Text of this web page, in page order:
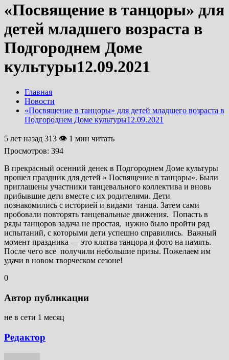
«Посвящение в танцоры» для
детей младшего возраста в
Подгороднем Доме
культуры12.09.2021
Главная
Новости
«Посвящение в танцоры» для детей младшего возраста в
Подгороднем Доме культуры12.09.2021
5 лет назад 313 👁 1 мин читать
Просмотров: 394
В прекрасный осенний денек в Подгороднем Доме культуры
прошел праздник для детей » Посвящение в танцоры». Были
приглашены участники танцевального коллектива и вновь
прибывшие дети вместе с их родителями. Дети
познакомились с историей и видами танца. Затем сами
пробовали повторять танцевальные движения. Попасть в
ряды танцоров задача не простая, нужно было пройти ряд
испытаний, с которыми дети успешно справились. Важный
момент праздника — это клятва танцора и фото на память.
После чего все получили небольшие призы. Пожелаем им
удачи в новом творческом сезоне!
0
Автор публикации
не в сети 1 месяц
Редактор